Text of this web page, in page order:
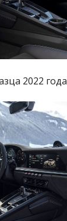
2022 года